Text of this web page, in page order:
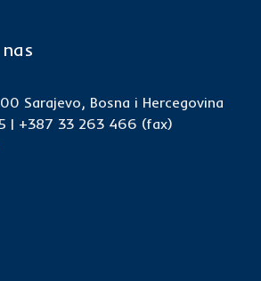
Sarajevo, Bosna i Hercegovina
| +387 33 263 466 (fax)